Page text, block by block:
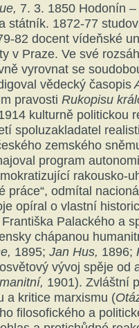
7. 3. 1850 Hodonín
státník. 1872-77
82 docent vídeňské
v Praze. Ve své
vyrovnat se
vědecký časopis
pravosti Rukopisu
kulturně politickou
spoluzakladatel
zemského
program
rakousko-
práce“, odmítal
opíral o vlastní
Palackého a
chápanou
1895; Jan Hus, 1896;
vývoj spěje od
1901). Zvláštní
a kritice marxismu (
filosofického a